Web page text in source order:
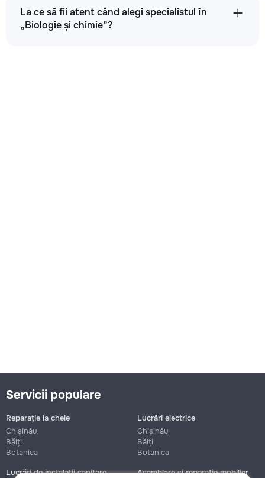
La ce să fii atent când alegi specialistul în
„Biologie și chimie”?
Servicii populare
Reparație la cheie
Chișinău
Bălți
Botanica
Lucrări electrice
Chișinău
Bălți
Botanica
Lucrări de instalații sanitare
Asamblare și reparație mobilier